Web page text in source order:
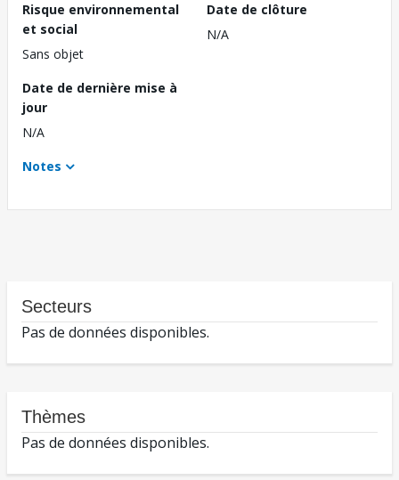
Risque environnemental
et social
Sans objet
Date de clôture
N/A
Date de dernière mise à
jour
N/A
Notes
Secteurs
Pas de données disponibles.
Thèmes
Pas de données disponibles.